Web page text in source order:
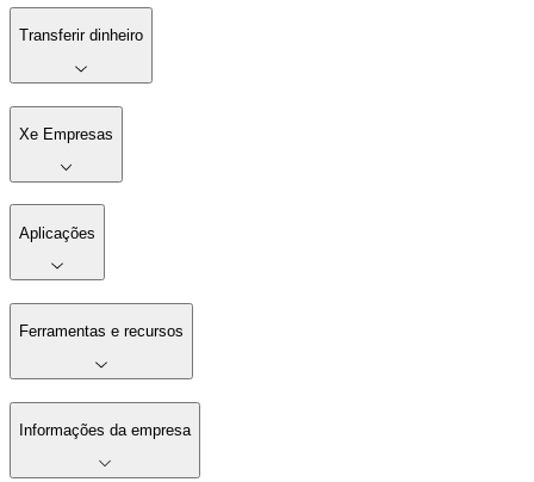
Transferir dinheiro
Xe Empresas
Aplicações
Ferramentas e recursos
Informações da empresa